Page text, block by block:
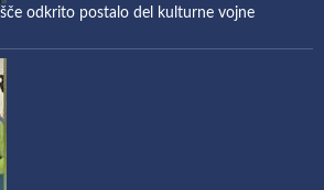
odkrito postalo del kulturne vojne